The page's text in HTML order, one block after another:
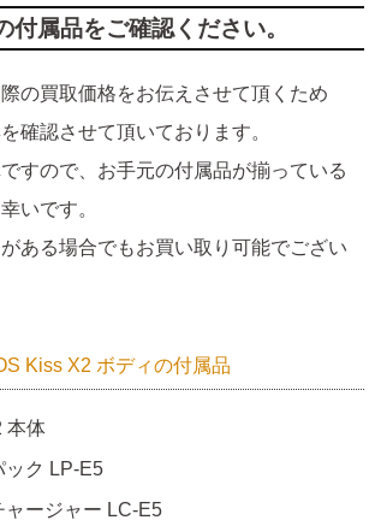
付属品をご確認ください。
の買取価格をお伝えさせて頂くため
確認させて頂いております。
すので、お手元の付属品が揃っている
いです。
ある場合でもお買い取り可能でござい
Kiss X2 ボディの付属品
本体
ック LP-E5
ャージャー LC-E5